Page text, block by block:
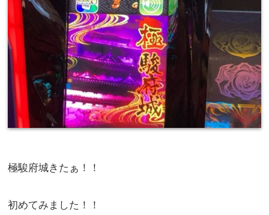
極駿府城きたぁ！！
初めてみました！！